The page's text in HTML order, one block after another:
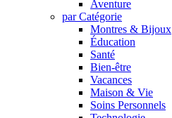
Aventure
par Catégorie
Montres & Bijoux
Éducation
Santé
Bien-être
Vacances
Maison & Vie
Soins Personnels